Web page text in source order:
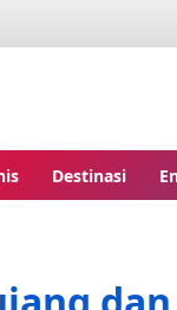
Destinasi